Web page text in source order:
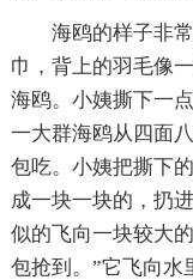
海鸥的样子非
巾，背上的羽毛像
海鸥。小姨撕下一
一大群海鸥从四面
包吃。小姨把撕下
成一块一块的，扔
似的飞向一块较大
包抢到。”它飞向水